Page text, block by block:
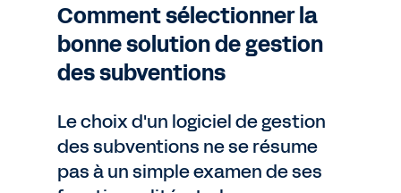
Comment sélectionner la
bonne solution de gestion
des subventions
Le choix d'un logiciel de gestion
des subventions ne se résume
pas à un simple examen de ses